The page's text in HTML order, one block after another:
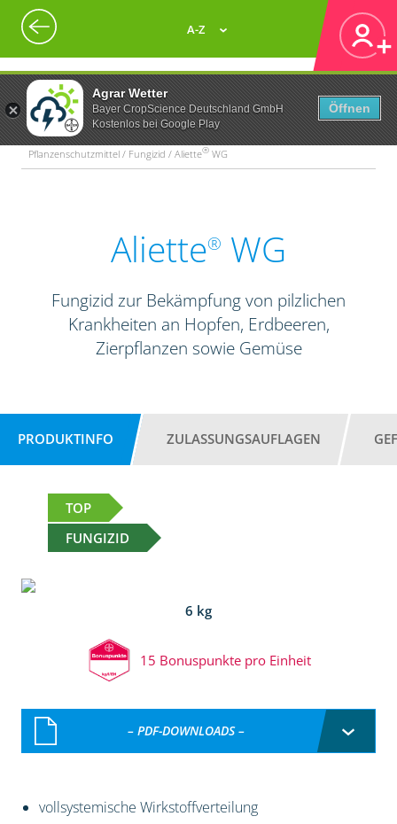
Agrar Wetter
Bayer CropScience Deutschland GmbH
Kostenlos bei Google Play
Öffnen
A-Z
Pflanzenschutzmittel / Fungizid / Aliette® WG
Aliette® WG
Fungizid zur Bekämpfung von pilzlichen
Krankheiten an Hopfen, Erdbeeren,
Zierpflanzen sowie Gemüse
PRODUKTINFO ZULASSUNGSAUFLAGEN
TOP
FUNGIZID
6 kg
15 Bonuspunkte pro Einheit
– PDF-DOWNLOADS –
vollsystemische Wirkstoffverteilung